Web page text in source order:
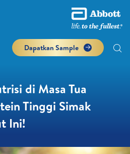
Dapatkan Sample
di Masa Tua
Tinggi Simak
Ini!